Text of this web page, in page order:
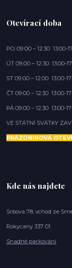
Otevírací doba
PO 09:00 – 12:30 13:00-
ÚT 09:00 – 12:30 13:00-
ST 09:00 – 12:00 13:00-
ČT 09:00 – 12:30 13:00-
PÁ 09:00 – 12:30 13:00-
VE STÁTNÍ SVÁTKY
PRÁZDNINOVÁ
Kde nás najdete
Srbova 78, vchod ze
Rokycany 337 01
Snadné parkování